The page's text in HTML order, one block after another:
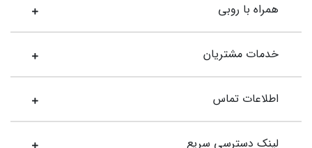
همراه با روبی
خدمات مشتریان
اطلاعات تماس
لینک دسترسی سریع